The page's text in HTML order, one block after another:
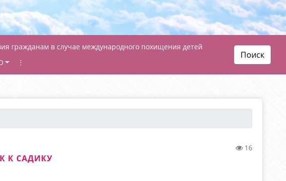
гражданам в случае международного похищения детей
⋮
Поиск
16
К САДИКУ